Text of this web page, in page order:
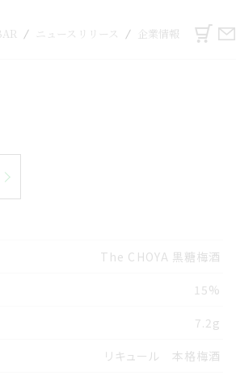
ニュースリリース 企業情報 カート
The CHOYA 黒糖梅酒
15%
7.2g
リキュール 本格梅酒